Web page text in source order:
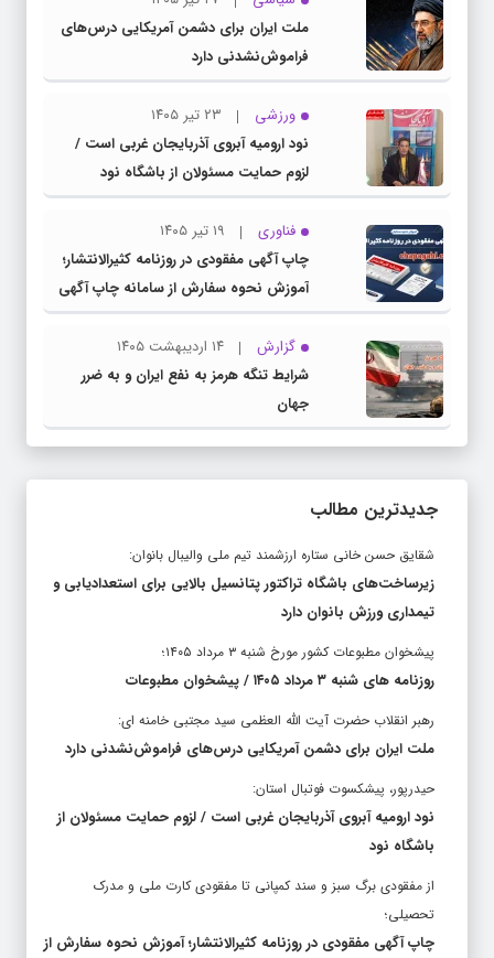
ملت ایران برای دشمن آمریکایی درس‌های
فراموش‌نشدنی دارد
ورزشی
۲۳ تیر ۱۴۰۵
نود ارومیه آبروی آذربایجان غربی است /
لزوم حمایت مسئولان از باشگاه نود
فناوری
۱۹ تیر ۱۴۰۵
چاپ آگهی مفقودی در روزنامه کثیرالانتشار؛
آموزش نحوه سفارش از سامانه چاپ آگهی
دات کام
گزارش
۱۴ اردیبهشت ۱۴۰۵
شرایط تنگه هرمز به نفع ایران و به ضرر
جهان
جدیدترین مطالب
شقایق حسن خانی ستاره ارزشمند تیم ملی والیبال بانوان:
زیرساخت‌های باشگاه تراکتور پتانسیل بالایی برای استعدادیابی و
تیمداری ورزش بانوان دارد
پیشخوان مطبوعات کشور مورخ شنبه ۳ مرداد ۱۴۰۵؛
روزنامه های شنبه ۳ مرداد ۱۴۰۵ / پیشخوان مطبوعات
رهبر انقلاب حضرت آیت الله العظمی سید مجتبی خامنه ای:
ملت ایران برای دشمن آمریکایی درس‌های فراموش‌نشدنی دارد
حیدرپور، پیشکسوت فوتبال استان:
نود ارومیه آبروی آذربایجان غربی است / لزوم حمایت مسئولان از
باشگاه نود
از مفقودی برگ سبز و سند کمپانی تا مفقودی کارت ملی و مدرک
تحصیلی؛
چاپ آگهی مفقودی در روزنامه کثیرالانتشار؛ آموزش نحوه سفارش از